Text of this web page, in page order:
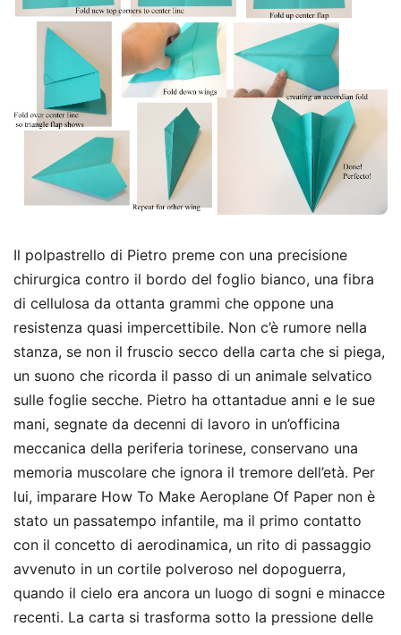
Il polpastrello di Pietro preme con una precisione
chirurgica contro il bordo del foglio bianco, una fibra
di cellulosa da ottanta grammi che oppone una
resistenza quasi impercettibile. Non c’è rumore nella
stanza, se non il fruscio secco della carta che si piega,
un suono che ricorda il passo di un animale selvatico
sulle foglie secche. Pietro ha ottantadue anni e le sue
mani, segnate da decenni di lavoro in un’officina
meccanica della periferia torinese, conservano una
memoria muscolare che ignora il tremore dell’età. Per
lui, imparare How To Make Aeroplane Of Paper non è
stato un passatempo infantile, ma il primo contatto
con il concetto di aerodinamica, un rito di passaggio
avvenuto in un cortile polveroso nel dopoguerra,
quando il cielo era ancora un luogo di sogni e minacce
recenti. La carta si trasforma sotto la pressione delle